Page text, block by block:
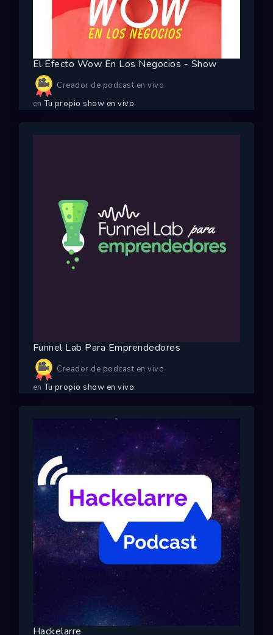
El Efecto Wow En Los Negocios - Show
Creador de podcast en vivo
enTu propio show en vivo
Funnel Lab Para Emprendedores
Creador de podcast en vivo
enTu propio show en vivo
Hackelarre